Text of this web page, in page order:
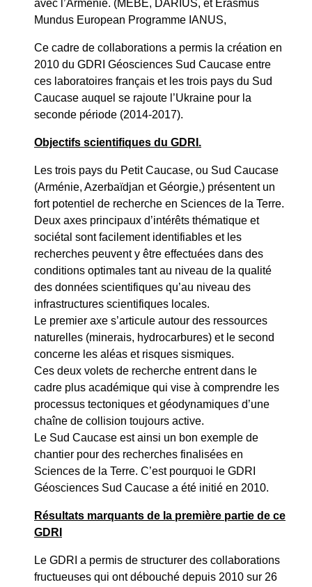
avec l’Arménie. (MEBE, DARIUS, et Erasmus
Mundus European Programme IANUS,
Ce cadre de collaborations a permis la création en
2010 du GDRI Géosciences Sud Caucase entre
ces laboratoires français et les trois pays du Sud
Caucase auquel se rajoute l’Ukraine pour la
seconde période (2014-2017).
Objectifs scientifiques du GDRI.
Les trois pays du Petit Caucase, ou Sud Caucase
(Arménie, Azerbaïdjan et Géorgie,) présentent un
fort potentiel de recherche en Sciences de la Terre.
Deux axes principaux d’intérêts thématique et
sociétal sont facilement identifiables et les
recherches peuvent y être effectuées dans des
conditions optimales tant au niveau de la qualité
des données scientifiques qu’au niveau des
infrastructures scientifiques locales.
Le premier axe s’articule autour des ressources
naturelles (minerais, hydrocarbures) et le second
concerne les aléas et risques sismiques.
Ces deux volets de recherche entrent dans le
cadre plus académique qui vise à comprendre les
processus tectoniques et géodynamiques d’une
chaîne de collision toujours active.
Le Sud Caucase est ainsi un bon exemple de
chantier pour des recherches finalisées en
Sciences de la Terre. C’est pourquoi le GDRI
Géosciences Sud Caucase a été initié en 2010.
Résultats marquants de la première partie de ce
GDRI
Le GDRI a permis de structurer des collaborations
fructueuses qui ont débouché depuis 2010 sur 26